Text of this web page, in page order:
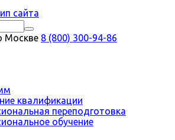
Москве 8 (800) 300-94-86
квалификации
переподготовка
обучение